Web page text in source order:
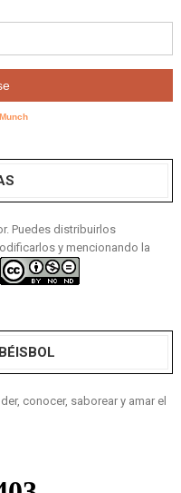
Puedes distribuirlos
y mencionando la
conocer, saborear y amar el